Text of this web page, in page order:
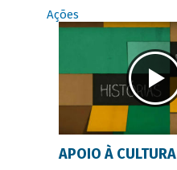
Ações
APOIO À CULTURA